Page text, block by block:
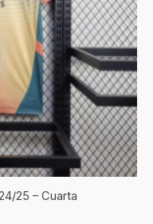
25 – Cuarta